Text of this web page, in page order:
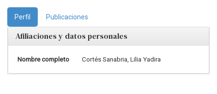
Perfil Publicaciones
Afiliaciones y datos personales
Nombre completo Cortés Sanabria, Lilia Yadira